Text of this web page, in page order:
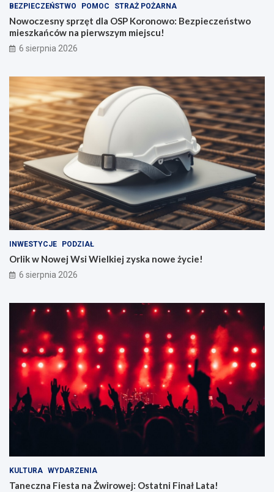
BEZPIECZEŃSTWO POMOC STRAŻ POŻARNA
Nowoczesny sprzęt dla OSP Koronowo: Bezpieczeństwo
mieszkańców na pierwszym miejscu!
6 sierpnia 2026
INWESTYCJE PODZIAŁ
Orlik w Nowej Wsi Wielkiej zyska nowe życie!
6 sierpnia 2026
KULTURA WYDARZENIA
Taneczna Fiesta na Żwirowej: Ostatni Finał Lata!